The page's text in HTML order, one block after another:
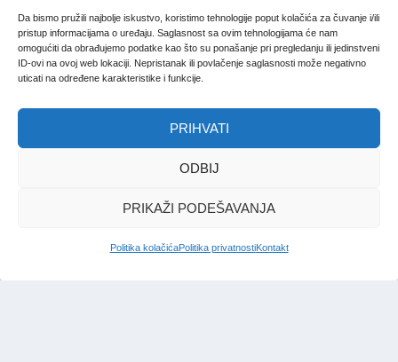
Da bismo pružili najbolje iskustvo, koristimo tehnologije poput kolačića za čuvanje i/ili
pristup informacijama o uređaju. Saglasnost sa ovim tehnologijama će nam
omogućiti da obrađujemo podatke kao što su ponašanje pri pregledanju ili jedinstveni
ID-ovi na ovoj web lokaciji. Nepristanak ili povlačenje saglasnosti može negativno
uticati na određene karakteristike i funkcije.
PRIHVATI
ODBIJ
PRIKAŽI PODEŠAVANJA
Politika kolačićaPolitika privatnostiKontakt